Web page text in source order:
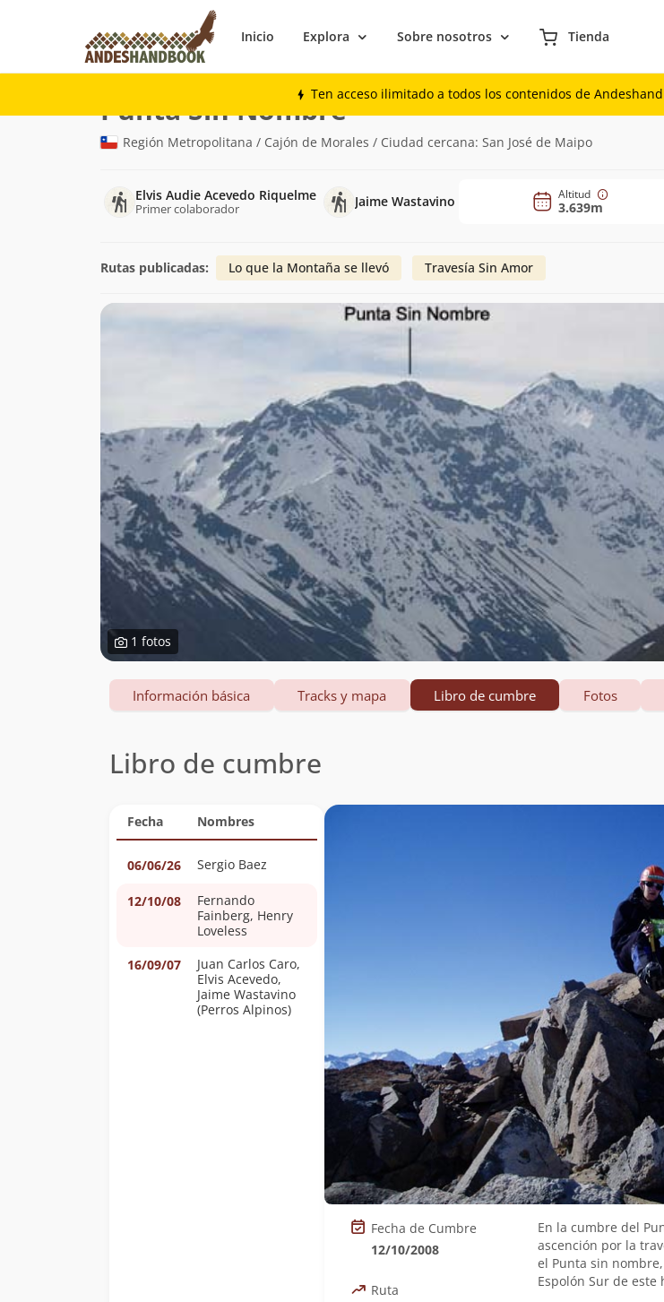
Inicio Explora Sobre nosotros Tienda
Ten acceso ilimitado a todos los contenidos de
Montaña
Punta Sin Nombre(3.639m)
Región Metropolitana / Cajón de Morales / Ciudad cercana: San José de Maipo
Elvis Audie Acevedo Riquelme
Primer colaborador Jaime Wastavino Altitud
3.639m
Rutas publicadas: Lo que la Montaña se llevó Travesía Sin Amor
1 fotos
Información básica Tracks y mapa Libro de cumbre Fotos
Libro de cumbre
Fecha Nombres
06/06/26 Sergio Baez
12/10/08
Fernando
Fainberg, Henry
Loveless
16/09/07
Juan Carlos Caro,
Elvis Acevedo,
Jaime Wastavino
(Perros Alpinos)
Fecha de Cumbre
12/10/2008
Ruta
En la cumbre del
ascención por la
el Punta sin
Espolón Sur de este